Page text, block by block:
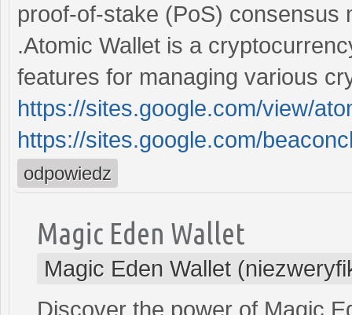
proof-of-stake (PoS) consensus
.Atomic Wallet is a
features for managing various
https://sites.google.com/view/
https://sites.google.com/
odpowiedz
Magic Eden Wallet
Magic Eden Wallet
Discover the power of Magic